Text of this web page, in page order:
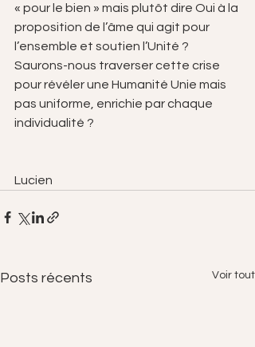
« pour le bien » mais plutôt dire Oui à la
proposition de l’âme qui agit pour
l’ensemble et soutien l’Unité ?
Saurons-nous traverser cette crise
pour révéler une Humanité Unie mais
pas uniforme, enrichie par chaque
individualité ?
Lucien
Posts récents Voir tout